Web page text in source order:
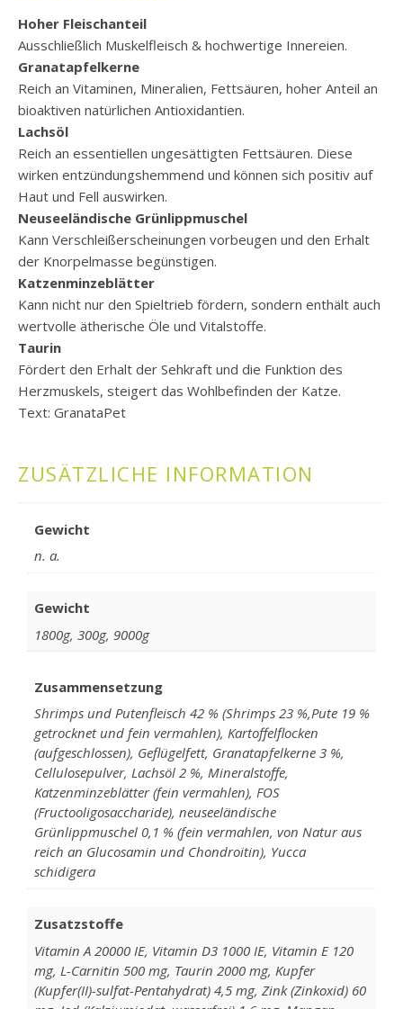
Hoher Fleischanteil
Ausschließlich Muskelfleisch & hochwertige Innereien.
Granatapfelkerne
Reich an Vitaminen, Mineralien, Fettsäuren, hoher Anteil an
bioaktiven natürlichen Antioxidantien.
Lachsöl
Reich an essentiellen ungesättigten Fettsäuren. Diese
wirken entzündungshemmend und können sich positiv auf
Haut und Fell auswirken.
Neuseeländische Grünlippmuschel
Kann Verschleißerscheinungen vorbeugen und den Erhalt
der Knorpelmasse begünstigen.
Katzenminzeblätter
Kann nicht nur den Spieltrieb fördern, sondern enthält auch
wertvolle ätherische Öle und Vitalstoffe.
Taurin
Fördert den Erhalt der Sehkraft und die Funktion des
Herzmuskels, steigert das Wohlbefinden der Katze.
Text: GranataPet
ZUSÄTZLICHE INFORMATION
Gewicht
n. a.
Gewicht
1800g, 300g, 9000g
Zusammensetzung
Shrimps und Putenfleisch 42 % (Shrimps 23 %,Pute 19 %
getrocknet und fein vermahlen), Kartoffelflocken
(aufgeschlossen), Geflügelfett, Granatapfelkerne 3 %,
Cellulosepulver, Lachsöl 2 %, Mineralstoffe,
Katzenminzeblätter (fein vermahlen), FOS
(Fructooligosaccharide), neuseeländische
Grünlippmuschel 0,1 % (fein vermahlen, von Natur aus
reich an Glucosamin und Chondroitin), Yucca
schidigera
Zusatzstoffe
Vitamin A 20000 IE, Vitamin D3 1000 IE, Vitamin E 120
mg, L-Carnitin 500 mg, Taurin 2000 mg, Kupfer
(Kupfer(II)-sulfat-Pentahydrat) 4,5 mg, Zink (Zinkoxid) 60